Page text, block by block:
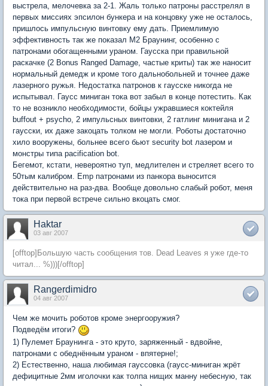
выстрела, мелочевка за 2-1. Жаль только патроны расстрелял в
первых миссиях эпсилон бункера и на концовку уже не осталось,
пришлось импульсную винтовку ему дать. Приемлимую
эффективность так же показал M2 Браунинг, особенно с
патронами обогащенными ураном. Гаусска при правильной
раскачке (2 Bonus Ranged Damage, частые криты) так же наносит
нормальный демедж и кроме того дальнобольней и точнее даже
лазерного ружья. Недостатка патронов к гаусске никогда не
испытывал. Гаусс миниган тока вот забыл в конце потестить. Как
то не возникло необходимости, бойцы ужравшиеся коктейля
buffout + psycho, 2 импульсных винтовки, 2 гатлинг минигана и 2
гаусски, их даже закоцать толком не могли. Роботы достаточно
хило вооружены, больнее всего бьют security bot лазером и
монстры типа pacification bot.
Бегемот, кстати, невероятно туп, медлителен и стреляет всего то
50тым калибром. Emp патронами из панкора выносится
действительно на раз-два. Вообще довольно слабый робот, меня
тока при первой встрече сильно вкоцать смог.
Haktar
03 авг 2007
[offtop]Большую часть сообщения тов. Dead Leaves я уже где-то
читал... %)))[/offtop]
Rangerdimidro
04 авг 2007
Чем же мочить роботов кроме энергооружия?
Подведём итоги?
1) Пулемет Браунинга - это круто, заряженный - вдвойне,
патронами с обеднённым ураном - впятерне!;
2) Естественно, наша любимая гауссовка (гаусс-миниган жрёт
дефицитные 2мм иголочки как толпа нищих манну небесную, так